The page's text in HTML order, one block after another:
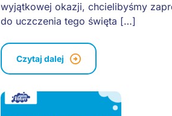
wyjątkowej okazji, chcielibyśmy
do uczczenia tego święta […]
Czytaj dalej